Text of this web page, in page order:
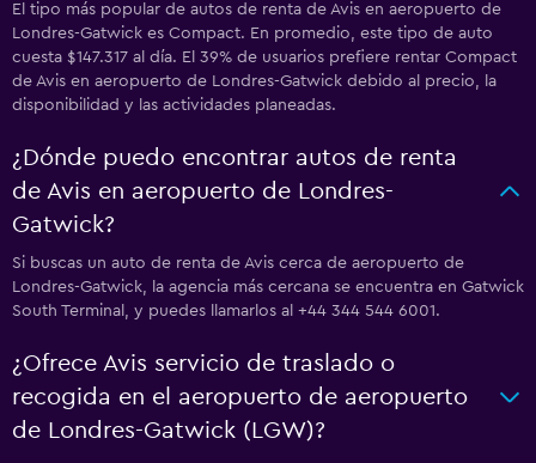
El tipo más popular de autos de renta de Avis en aeropuerto de
Londres-Gatwick es Compact. En promedio, este tipo de auto
cuesta $147.317 al día. El 39% de usuarios prefiere rentar Compact
de Avis en aeropuerto de Londres-Gatwick debido al precio, la
disponibilidad y las actividades planeadas.
¿Dónde puedo encontrar autos de renta
de Avis en aeropuerto de Londres-
Gatwick?
Si buscas un auto de renta de Avis cerca de aeropuerto de
Londres-Gatwick, la agencia más cercana se encuentra en Gatwick
South Terminal, y puedes llamarlos al +44 344 544 6001.
¿Ofrece Avis servicio de traslado o
recogida en el aeropuerto de aeropuerto
de Londres-Gatwick (LGW)?